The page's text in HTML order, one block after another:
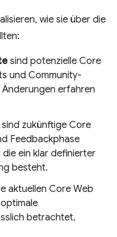
wie sie über die
sind potenzielle Core
und Community-
erfahren
sind zukünftige Core
Feedbackphase
ein klar definierter
besteht.
aktuellen Core Web
betrachtet.